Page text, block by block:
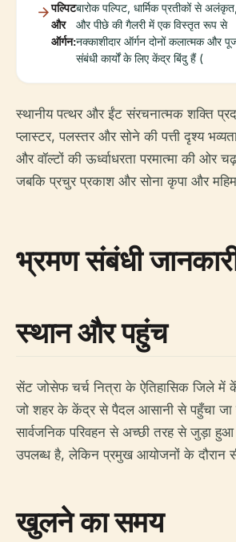
पल्पिट
और
ऑर्गन:
बारोक पल्पिट, धार्मिक प्रतीकों से अलंकृत,
और पीछे की गैलरी में एक विस्तृत रूप से
नक्काशीदार ऑर्गन दोनों कलात्मक और
संबंधी कार्यों के लिए केंद्र बिंदु हैं (
स्थानीय पत्थर और ईंट संरचनात्मक शक्ति
प्लास्टर, पलस्तर और सोने की पत्ती दृश्य
और वॉल्टों की ऊर्ध्वाधरता परमात्मा की ओर
जबकि प्रचुर प्रकाश और सोना कृपा और
भ्रमण संबंधी
स्थान और पहुंच
सेंट जोसेफ चर्च नित्रा के ऐतिहासिक जिले में
जो शहर के केंद्र से पैदल आसानी से पहुँचा
सार्वजनिक परिवहन से अच्छी तरह से जुड़ा हुआ
उपलब्ध है, लेकिन प्रमुख आयोजनों के दौरान
खुलने का समय